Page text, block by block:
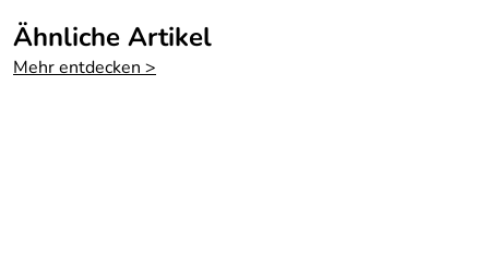
Ähnliche Artikel
Mehr entdecken >